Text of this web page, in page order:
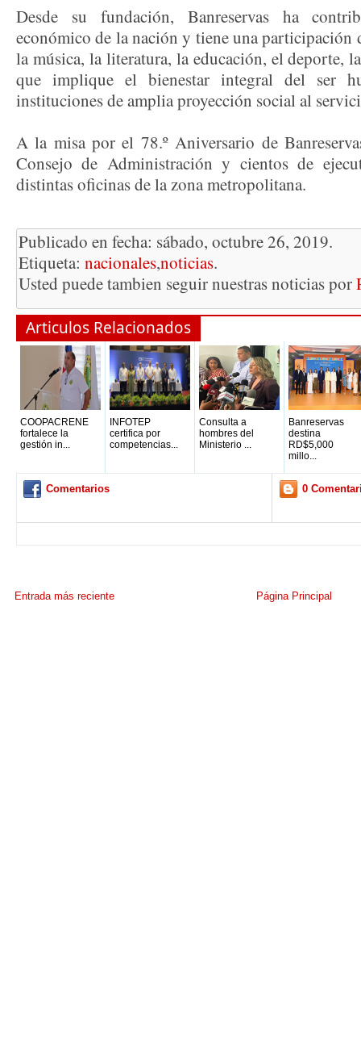
Desde su fundación, Banreservas ha
económico de la nación y tiene una participación
la música, la literatura, la educación, el deporte,
que implique el bienestar integral del ser
instituciones de amplia proyección social al
A la misa por el 78.º Aniversario de
Consejo de Administración y cientos de
distintas oficinas de la zona metropolitana.
Publicado en fecha: sábado, octubre 26, 2019.
Etiqueta: nacionales,noticias.
Usted puede tambien seguir nuestras noticias por
Articulos Relacionados
COOPACRENE
fortalece la
gestión in...
INFOTEP
certifica por
competencias...
Consulta a
hombres del
Ministerio ...
Banreservas
destina
RD$5,000
millo...
Comentarios 0
Entrada más reciente Página Principal